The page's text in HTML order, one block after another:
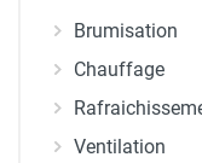
Brumisation
Chauffage
Ventilation